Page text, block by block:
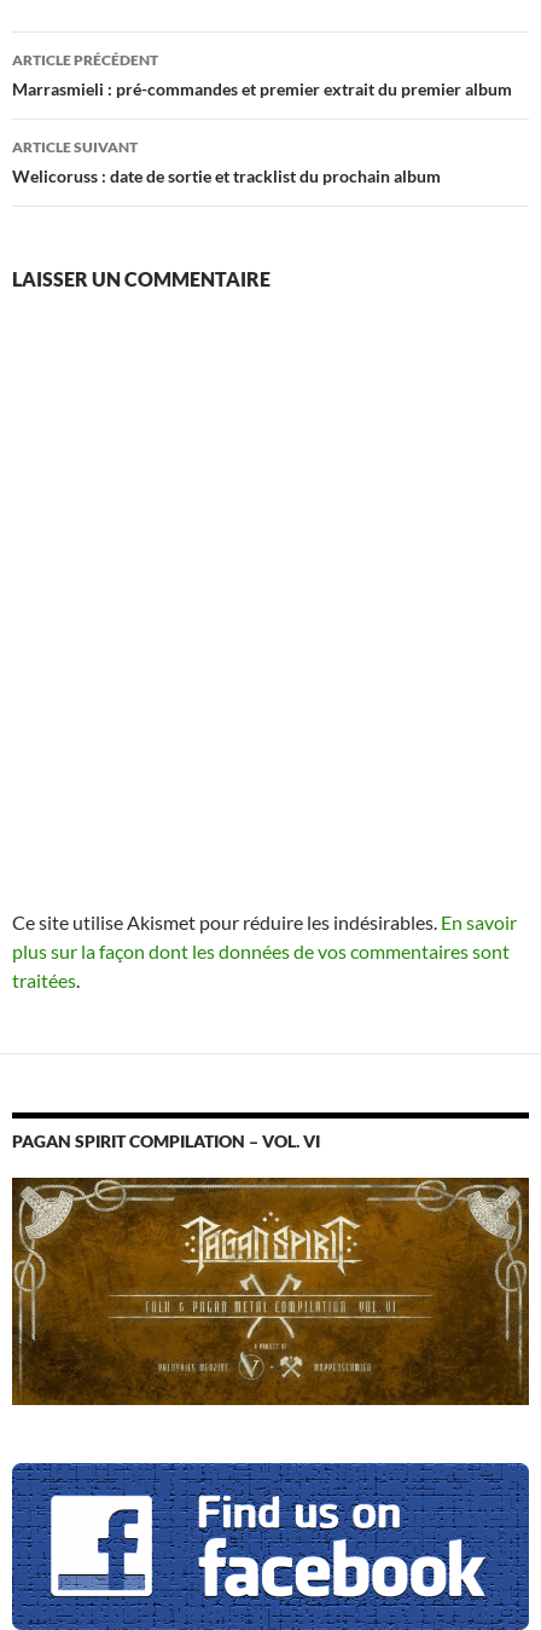
Navigation
des
articles
ARTICLE PRÉCÉDENT
Marrasmieli : pré-commandes et premier extrait du premier album
ARTICLE SUIVANT
Welicoruss : date de sortie et tracklist du prochain album
LAISSER UN COMMENTAIRE
Ce site utilise Akismet pour réduire les indésirables. En savoir
plus sur la façon dont les données de vos commentaires sont
traitées.
PAGAN SPIRIT COMPILATION – VOL. VI